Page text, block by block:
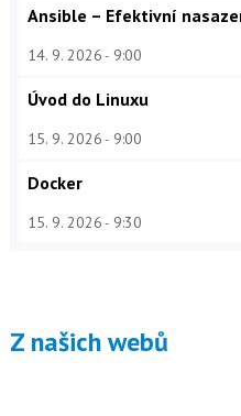
Ansible – Efektivní
14. 9. 2026 9:00
Úvod do Linuxu
15. 9. 2026 9:00
Docker
15. 9. 2026 9:30
Z našich webů